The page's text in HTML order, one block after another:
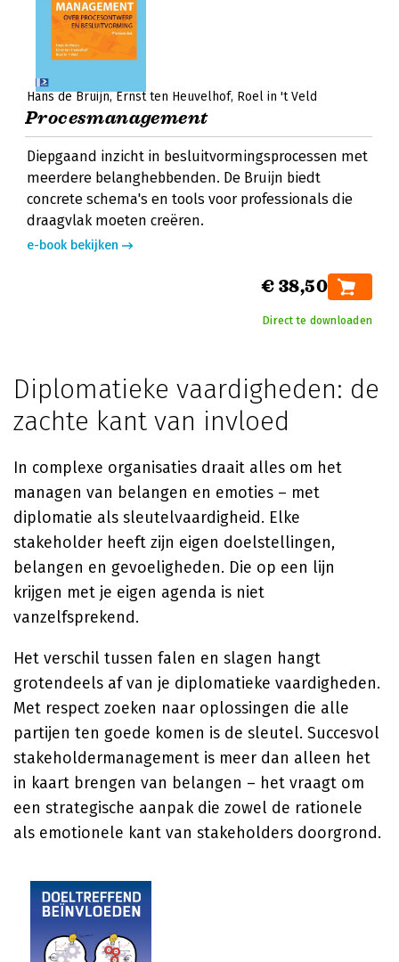
Hans de Bruijn Ernst ten Heuvelhof Roel in 't Veld
Procesmanagement
Diepgaand inzicht in besluitvormingsprocessen met
meerdere belanghebbenden. De Bruijn biedt
concrete schema's en tools voor professionals die
draagvlak moeten creëren.
e-book bekijken
€ 38,50
Direct te downloaden
Diplomatieke vaardigheden: de
zachte kant van invloed
In complexe organisaties draait alles om het
managen van belangen en emoties – met
diplomatie als sleutelvaardigheid. Elke
stakeholder heeft zijn eigen doelstellingen,
belangen en gevoeligheden. Die op een lijn
krijgen met je eigen agenda is niet
vanzelfsprekend.
Het verschil tussen falen en slagen hangt
grotendeels af van je diplomatieke vaardigheden.
Met respect zoeken naar oplossingen die alle
partijen ten goede komen is de sleutel. Succesvol
stakeholdermanagement is meer dan alleen het
in kaart brengen van belangen – het vraagt om
een strategische aanpak die zowel de rationele
als emotionele kant van stakeholders doorgrond.